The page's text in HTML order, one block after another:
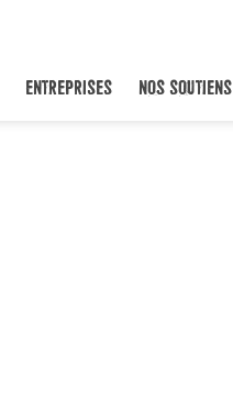
ENTREPRISES NOS SOUTIENS